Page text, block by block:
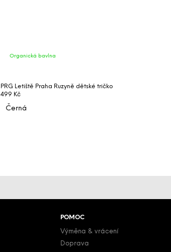
Organická bavlna
PRG Letiště Praha Ruzyně dětské tričko
499 Kč
Černá
POMOC
Výměna & vrácení
Doprava